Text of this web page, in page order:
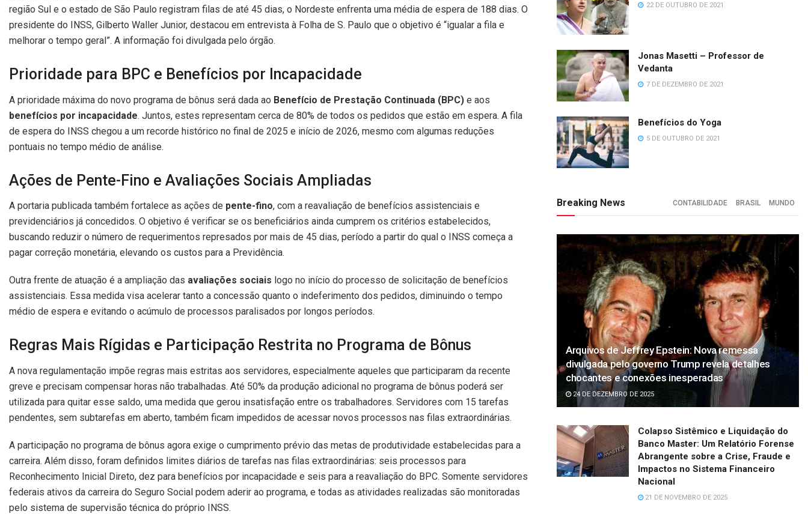
região Sul e o estado de São Paulo registram filas de até 45 dias, o Nordeste enfrenta uma média de espera de 188 dias. O
presidente do INSS, Gilberto Waller Junior, destacou em entrevista à Folha de S. Paulo que o objetivo é “igualar a fila e
melhorar o tempo geral”. A informação foi divulgada pelo órgão.
Prioridade para BPC e Benefícios por Incapacidade
A prioridade máxima do novo programa de bônus será dada ao Benefício de Prestação Continuada (BPC) e aos
benefícios por incapacidade. Juntos, estes representam cerca de 80% de todos os pedidos que estão em espera. A fila
de espera do INSS chegou a um recorde histórico no final de 2025 e início de 2026, mesmo com algumas reduções
pontuais no tempo médio de análise.
Ações de Pente-Fino e Avaliações Sociais Ampliadas
A portaria publicada também fortalece as ações de pente-fino, com a reavaliação de benefícios assistenciais e
previdenciários já concedidos. O objetivo é verificar se os beneficiários ainda cumprem os critérios estabelecidos,
buscando reduzir o número de requerimentos represados por mais de 45 dias, período a partir do qual o INSS começa a
pagar correção monetária, elevando os custos para a Previdência.
Outra frente de atuação é a ampliação das avaliações sociais logo no início do processo de solicitação de benefícios
assistenciais. Essa medida visa acelerar tanto a concessão quanto o indeferimento dos pedidos, diminuindo o tempo
médio de espera e evitando o acúmulo de processos paralisados por longos períodos.
Regras Mais Rígidas e Participação Restrita no Programa de Bônus
A nova regulamentação impõe regras mais estritas aos servidores, especialmente aqueles que participaram da recente
greve e precisam compensar horas não trabalhadas. Até 50% da produção adicional no programa de bônus poderá ser
utilizada para quitar esse saldo, uma medida que gerou insatisfação entre os trabalhadores. Servidores com 15 tarefas
pendentes, sem subtarefas em aberto, também ficam impedidos de acessar novos processos nas filas extraordinárias.
A participação no programa de bônus agora exige o cumprimento prévio das metas de produtividade estabelecidas para a
carreira. Além disso, foram definidos limites diários de tarefas nas filas extraordinárias: seis processos para
Reconhecimento Inicial Direto, dez para benefícios por incapacidade e seis para a reavaliação do BPC. Somente servidores
federais ativos da carreira do Seguro Social podem aderir ao programa, e todas as atividades realizadas são monitoradas
pelo sistema de supervisão técnica do próprio INSS.
22 DE OUTUBRO DE 2021
Jonas Masetti – Professor de
Vedanta
7 DE DEZEMBRO DE 2021
Benefícios do Yoga
5 DE OUTUBRO DE 2021
Breaking News CONTABILIDADE BRASIL MUNDO
Arquivos de Jeffrey Epstein: Nova remessa
divulgada pelo governo Trump revela detalhes
chocantes e conexões inesperadas
24 DE DEZEMBRO DE 2025
Colapso Sistêmico e Liquidação do
Banco Master: Um Relatório Forense
Abrangente sobre a Crise, Fraude e
Impactos no Sistema Financeiro
Nacional
21 DE NOVEMBRO DE 2025